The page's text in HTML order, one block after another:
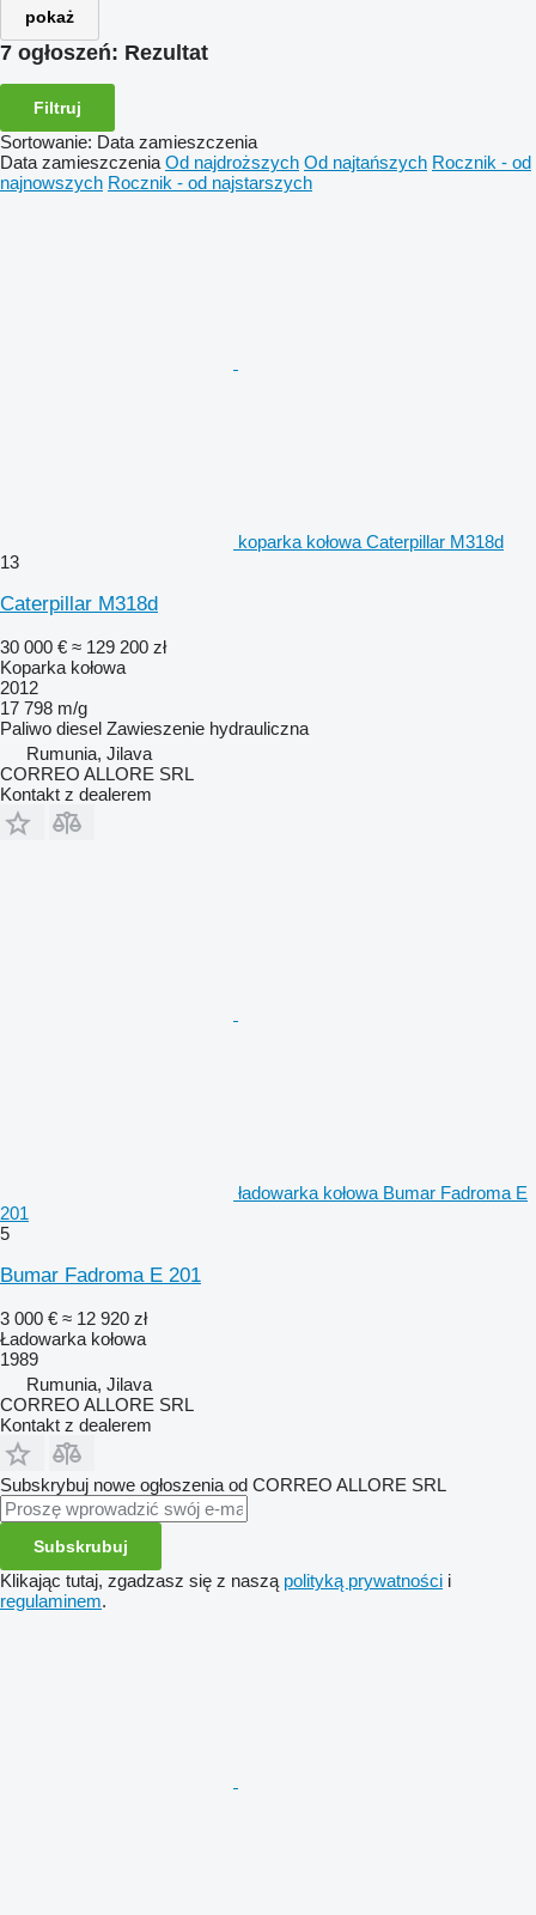
pokaż
7 ogłoszeń: Rezultat
Filtruj
Sortowanie: Data zamieszczenia
Data zamieszczenia Od najdroższych Od najtańszych Rocznik - od
najnowszych Rocznik - od najstarszych
koparka kołowa Caterpillar M318d
13
Caterpillar M318d
30 000 € ≈ 129 200 zł
Koparka kołowa
2012
17 798 m/g
Paliwo diesel Zawieszenie hydrauliczna
Rumunia, Jilava
CORREO ALLORE SRL
Kontakt z dealerem
ładowarka kołowa Bumar Fadroma E
201
5
Bumar Fadroma E 201
3 000 € ≈ 12 920 zł
Ładowarka kołowa
1989
Rumunia, Jilava
CORREO ALLORE SRL
Kontakt z dealerem
Subskrybuj nowe ogłoszenia od CORREO ALLORE SRL
Subskrubuj
Klikając tutaj, zgadzasz się z naszą polityką prywatności i
regulaminem.